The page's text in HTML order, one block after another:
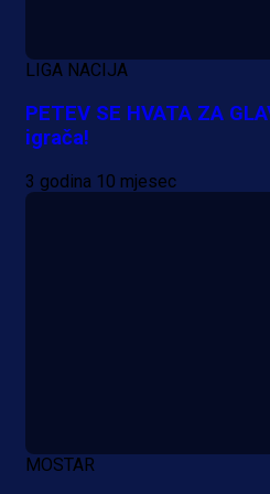
LIGA NACIJA
PETEV SE HVATA ZA
igrača!
3 godina 10 mjesec
MOSTAR